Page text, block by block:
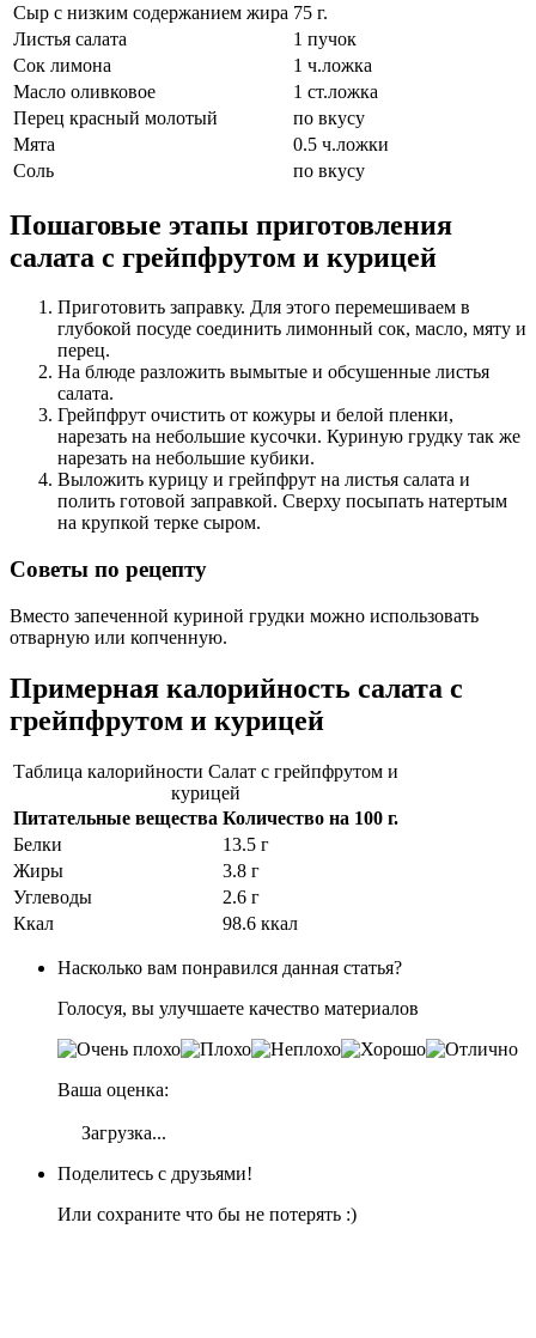
Сыр с низким содержанием жира 75 г.
Листья салата
1 пучок
Сок лимона
1 ч.ложка
Масло оливковое
1 ст.ложка
Перец красный молотый
по вкусу
Мята
0.5 ч.ложки
Соль
по вкусу
Пошаговые этапы приготовления
салата с грейпфрутом и курицей
Приготовить заправку. Для этого перемешиваем в
глубокой посуде соединить лимонный сок, масло, мяту и
перец.
На блюде разложить вымытые и обсушенные листья
салата.
Грейпфрут очистить от кожуры и белой пленки,
нарезать на небольшие кусочки. Куриную грудку так же
нарезать на небольшие кубики.
Выложить курицу и грейпфрут на листья салата и
полить готовой заправкой. Сверху посыпать натертым
на крупкой терке сыром.
Советы по рецепту
Вместо запеченной куриной грудки можно использовать
отварную или копченную.
Примерная калорийность салата с
грейпфрутом и курицей
Таблица калорийности Салат с грейпфрутом и
курицей
Питательные вещества Количество на 100 г.
Ккал 98.6 ккал
Белки
13.5 г
Жиры
3.8 г
Углеводы
2.6 г
Насколько вам понравился данная статья?
Голосуя, вы улучшаете качество материалов
Ваша оценка:
Загрузка...
Поделитесь с друзьями!
Или сохраните что бы не потерять :)